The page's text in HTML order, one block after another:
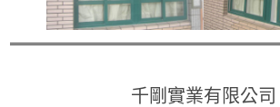
千剛實業有限公司